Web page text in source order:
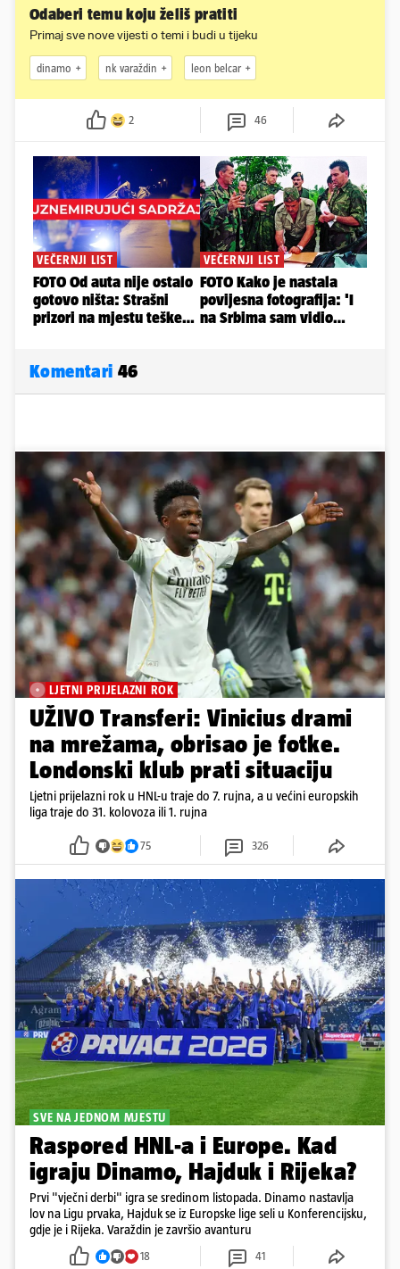
Odaberi temu koju želiš pratiti
Primaj sve nove vijesti o temi i budi u tijeku
dinamo nk varaždin leon belcar
2 46
Komentari 46
LJETNI PRIJELAZNI ROK
UŽIVO Transferi: Vinicius drami
na mrežama, obrisao je fotke.
Londonski klub prati situaciju
Ljetni prijelazni rok u HNL-u traje do 7. rujna, a u većini europskih
liga traje do 31. kolovoza ili 1. rujna
75 326
SVE NA JEDNOM MJESTU
Raspored HNL-a i Europe. Kad
igraju Dinamo, Hajduk i Rijeka?
Prvi "vječni derbi" igra se sredinom listopada. Dinamo nastavlja
lov na Ligu prvaka, Hajduk se iz Europske lige seli u Konferencijsku,
gdje je i Rijeka. Varaždin je završio avanturu
18 41